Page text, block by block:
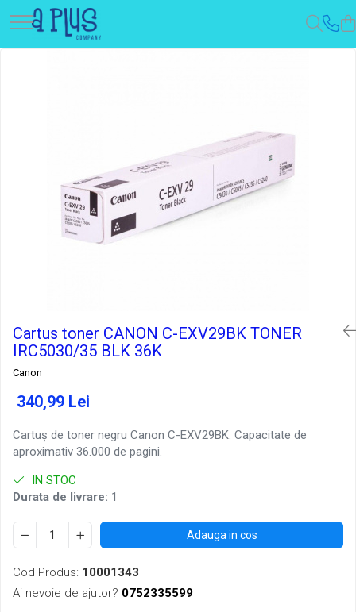
Cartus toner CANON C-EXV29BK TONER
IRC5030/35 BLK 36K
Canon
340,99 Lei
Cartuș de toner negru Canon C-EXV29BK. Capacitate de
aproximativ 36.000 de pagini.
IN STOC
Durata de livrare: 1
Adauga in cos
Cod Produs: 10001343
Ai nevoie de ajutor? 0752335599